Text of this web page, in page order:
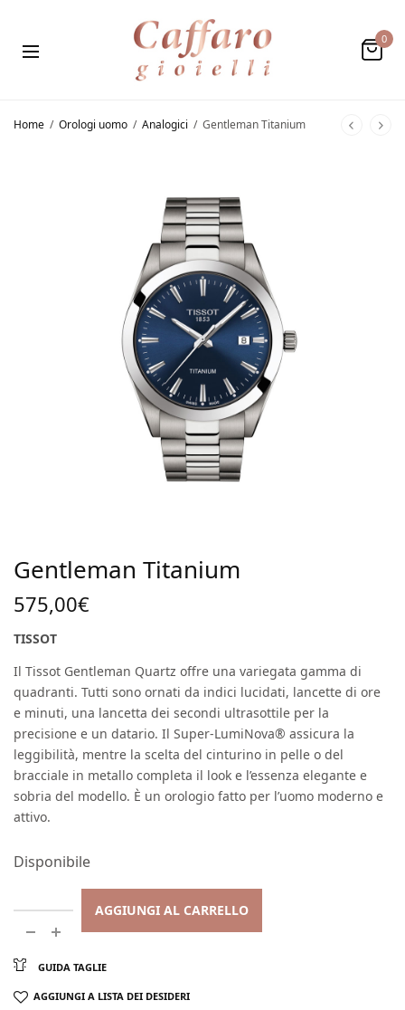
0
Home / Orologi uomo / Analogici / Gentleman Titanium
Gentleman Titanium
575,00€
TISSOT
Il Tissot Gentleman Quartz offre una variegata gamma di
quadranti. Tutti sono ornati da indici lucidati, lancette di ore
e minuti, una lancetta dei secondi ultrasottile per la
precisione e un datario. Il Super-LumiNova® assicura la
leggibilità, mentre la scelta del cinturino in pelle o del
bracciale in metallo completa il look e l’essenza elegante e
sobria del modello. È un orologio fatto per l’uomo moderno e
attivo.
Disponibile
AGGIUNGI AL CARRELLO
GUIDA TAGLIE
AGGIUNGI A LISTA DEI DESIDERI